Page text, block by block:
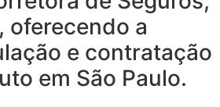
oferecendo a
e contratação
em São Paulo.